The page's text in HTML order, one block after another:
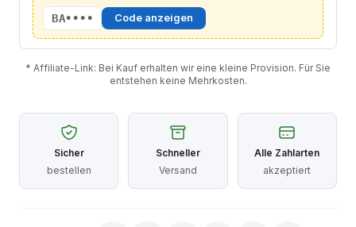
BA•••• Code anzeigen
* Affiliate-Link: Bei Kauf erhalten wir eine kleine Provision. Für Sie
entstehen keine Mehrkosten.
Sicher
bestellen
Schneller
Versand
Alle Zahlarten
akzeptiert